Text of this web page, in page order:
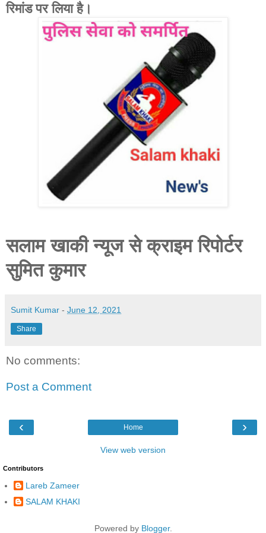
रिमांड पर लिया है।
सलाम खाकी न्यूज से क्राइम रिपोर्टर
सुमित कुमार
Sumit Kumar - June 12, 2021
Share
No comments:
Post a Comment
‹ ›
Home
View web version
Contributors
Lareb Zameer
SALAM KHAKI
Powered by Blogger.